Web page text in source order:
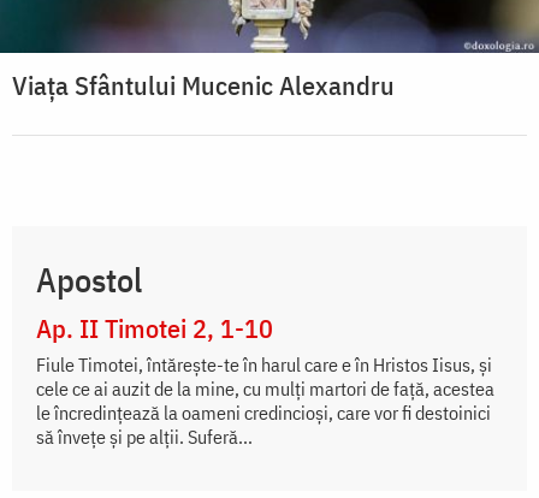
Viața Sfântului Mucenic Alexandru
Apostol
Ap. II Timotei 2, 1-10
Fiule Timotei, întăreşte-te în harul care e în Hristos Iisus, şi
cele ce ai auzit de la mine, cu mulţi martori de faţă, acestea
le încredinţează la oameni credincioşi, care vor fi destoinici
să înveţe şi pe alţii. Suferă...